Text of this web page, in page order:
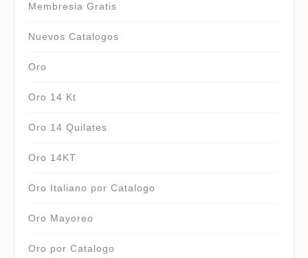
Membresia Gratis
Nuevos Catalogos
Oro
Oro 14 Kt
Oro 14 Quilates
Oro 14KT
Oro Italiano por Catalogo
Oro Mayoreo
Oro por Catalogo